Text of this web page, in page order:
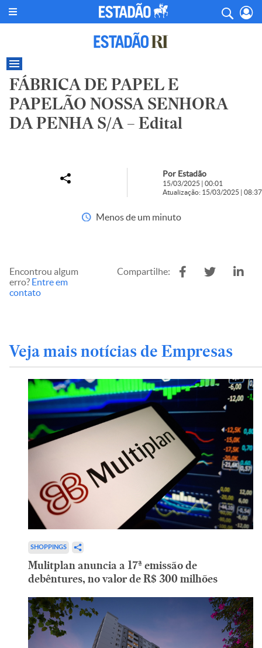
FÁBRICA DE PAPEL E
PAPELÃO NOSSA SENHORA
DA PENHA S/A – Edital
Por Estadão
15/03/2025 | 00:01
Atualização: 15/03/2025 | 08:37
Menos de um minuto
Encontrou algum
erro? Entre em
contato
Compartilhe:
Veja mais notícias de Empresas
SHOPPINGS
Mulitplan anuncia a 17ª emissão de
debêntures, no valor de R$ 300 milhões